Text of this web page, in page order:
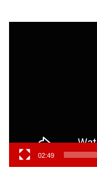
02:49